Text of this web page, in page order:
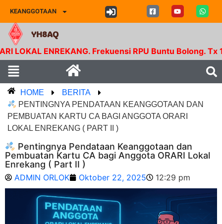
KEANGGOTAAN
YH8AQ
ENREKANG. Frekuensi RPU Buntu Bolong. Tx
HOME
BERITA
PENTINGNYA PENDATAAN KEANGGOTAAN DAN
PEMBUATAN KARTU CA BAGI ANGGOTA ORARI
LOKAL ENREKANG ( PART II )
Pentingnya Pendataan Keanggotaan dan
Pembuatan Kartu CA bagi Anggota ORARI Lokal
Enrekang ( Part II )
ADMIN ORLOK Oktober 22, 2025 12:29 pm